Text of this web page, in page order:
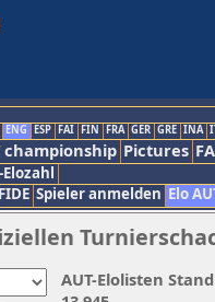
ENG ESP FAI FIN FRA GER GRE INA
championship Pictures
FIDE Spieler anmelden Elo
AUT-Elolisten